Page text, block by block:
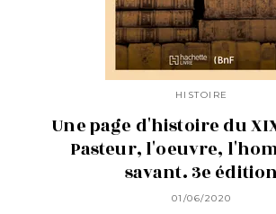
HISTOIRE
Une page d'histoire du
Pasteur, l'oeuvre,
savant. 3e édition
01/06/2020